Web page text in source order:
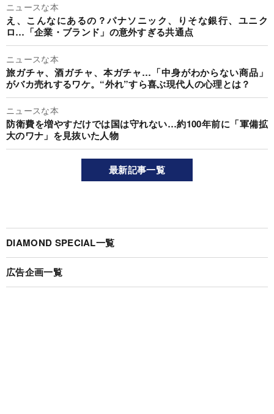
ニュースな本
え、こんなにあるの？パナソニック、りそな銀行、ユニク
ロ…「企業・ブランド」の意外すぎる共通点
ニュースな本
旅ガチャ、酒ガチャ、本ガチャ…「中身がわからない商品」
がバカ売れするワケ。“外れ”すら喜ぶ現代人の心理とは？
ニュースな本
防衛費を増やすだけでは国は守れない…約100年前に「軍備拡
大のワナ」を見抜いた人物
最新記事一覧
DIAMOND SPECIAL一覧
広告企画一覧